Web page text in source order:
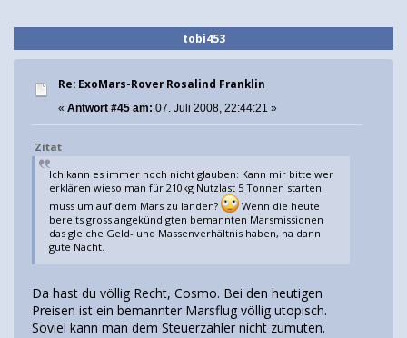
tobi453
Re: ExoMars-Rover Rosalind Franklin
« Antwort #45 am: 07. Juli 2008, 22:44:21 »
Zitat
Ich kann es immer noch nicht glauben: Kann mir bitte wer
erklären wieso man für 210kg Nutzlast 5 Tonnen starten
muss um auf dem Mars zu landen?
Wenn die heute
bereits gross angekündigten bemannten Marsmissionen
das gleiche Geld- und Massenverhältnis haben, na dann
gute Nacht.
Da hast du völlig Recht, Cosmo. Bei den heutigen
Preisen ist ein bemannter Marsflug völlig utopisch.
Soviel kann man dem Steuerzahler nicht zumuten.